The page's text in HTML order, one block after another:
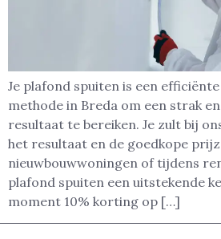
Je plafond spuiten is een
methode in Breda om een strak
resultaat te bereiken. Je zult bij
het resultaat en de goedkope
nieuwbouwwoningen of tijdens
plafond spuiten een uitstekende
moment 10% korting op […]